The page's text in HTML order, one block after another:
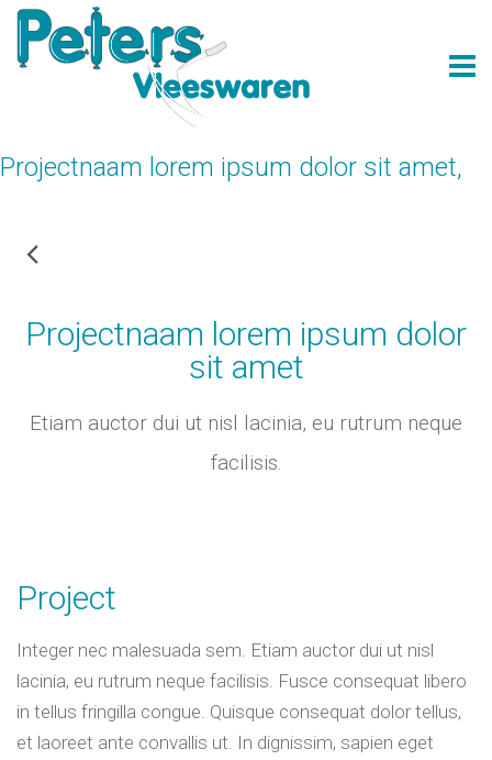
Projectnaam lorem ipsum dolor sit amet,
Projectnaam lorem ipsum dolor
sit amet
Etiam auctor dui ut nisl lacinia, eu rutrum neque
facilisis.
Project
Integer nec malesuada sem. Etiam auctor dui ut nisl
lacinia, eu rutrum neque facilisis. Fusce consequat libero
in tellus fringilla congue. Quisque consequat dolor tellus,
et laoreet ante convallis ut. In dignissim, sapien eget